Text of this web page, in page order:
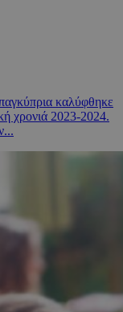
καλύφθηκε
χρονιά 2023-2024.